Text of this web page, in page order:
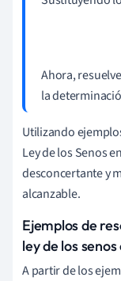
Ahora,
la
Utilizando
Ley de los Senos
desconcertante y
alcanzable.
Ejemplos de
ley de los
A partir de los